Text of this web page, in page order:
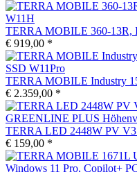
TERRA MOBILE 360-13R,
€ 919,00 *
TERRA MOBILE Industry
€ 2.359,00 *
TERRA LED 2448W PV
€ 159,00 *